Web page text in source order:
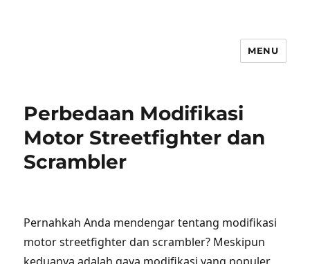
MENU
Perbedaan Modifikasi
Motor Streetfighter dan
Scrambler
Pernahkah Anda mendengar tentang modifikasi
motor streetfighter dan scrambler? Meskipun